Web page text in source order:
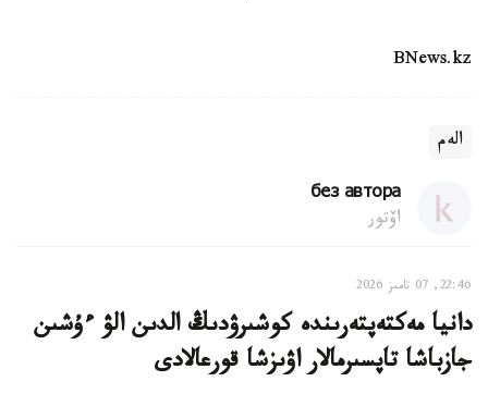
BNews.kz
الەم
без автора
اۆتور
22:46, 07 تامىز 2026
دانيا مەكتەپتەرىندە كوشىرۋدىڭ الدىن الۋ ءۇشىن
جازباشا تاپسىرمالار اۋىزشا قورعالادى